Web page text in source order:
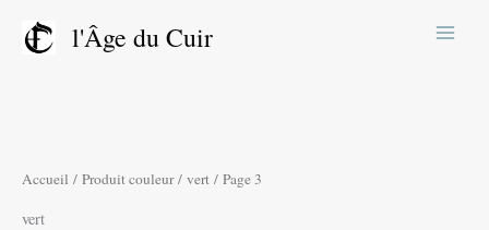
l'Âge du Cuir
Accueil / Produit couleur / vert / Page 3
vert